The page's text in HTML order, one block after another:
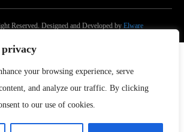
privacy
your browsing experience, serve
and analyze our traffic. By clicking
to our use of cookies.
Reserved. Designed and Developed by Elware